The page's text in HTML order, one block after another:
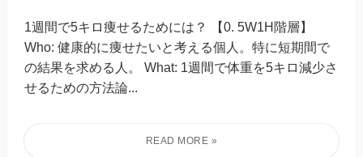
1週間で5キロ痩せるためには？ 【0. 5W1H階層】
Who: 健康的に痩せたいと考える個人。特に短期間で
の結果を求める人。 What: 1週間で体重を5キロ減少さ
せるための方法論...